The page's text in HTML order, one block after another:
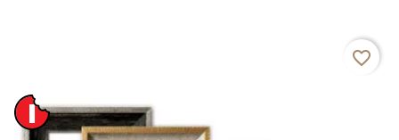
favorite_border